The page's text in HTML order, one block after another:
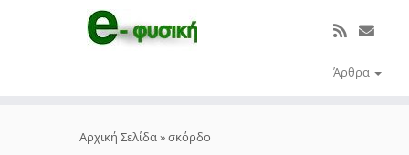
Άρθρα
Αρχική Σελίδα»σκόρδο